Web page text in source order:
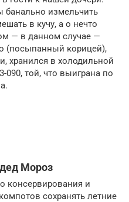
банально измельчить
в кучу, а о нечто
— в данном случае —
(посыпанный корицей),
хранился в холодильной
090, той, что выиграна по
Мороз
консервирования и
сохранять летние